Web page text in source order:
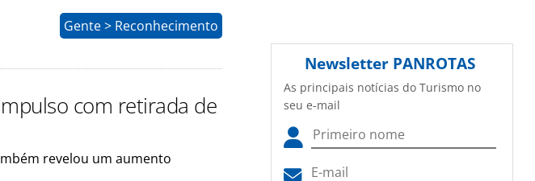
Gente > Reconhecimento
com retirada de
revelou um aumento
Newsletter PANROTAS
As principais notícias do Turismo no
seu e-mail